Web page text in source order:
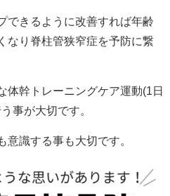
できるように改善すれば年齢
なり脊柱管狭窄症を予防に繋
体幹トレーニングケア運動(1日
事が大切です。
意識する事も大切です。